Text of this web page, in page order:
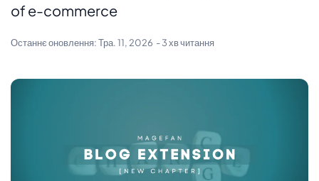
of e-commerce
Останнє оновлення:Тра. 11, 2026 - 3 хв читання